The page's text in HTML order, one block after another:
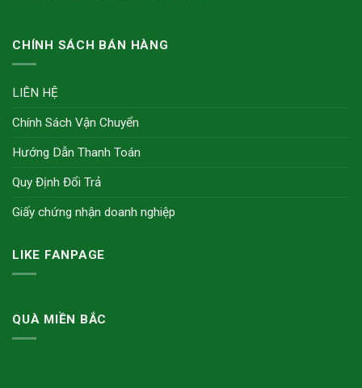
CHÍNH SÁCH BÁN HÀNG
LIÊN HỆ
Chính Sách Vận Chuyển
Hướng Dẫn Thanh Toán
Quy Định Đổi Trả
Giấy chứng nhận doanh nghiệp
LIKE FANPAGE
QUÀ MIỀN BẮC